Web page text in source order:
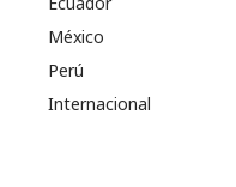
México
Perú
Internacional